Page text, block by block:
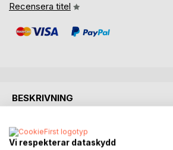
Recensera titel
BESKRIVNING
This is a book about cooperation,
Vi respekterar dataskydd